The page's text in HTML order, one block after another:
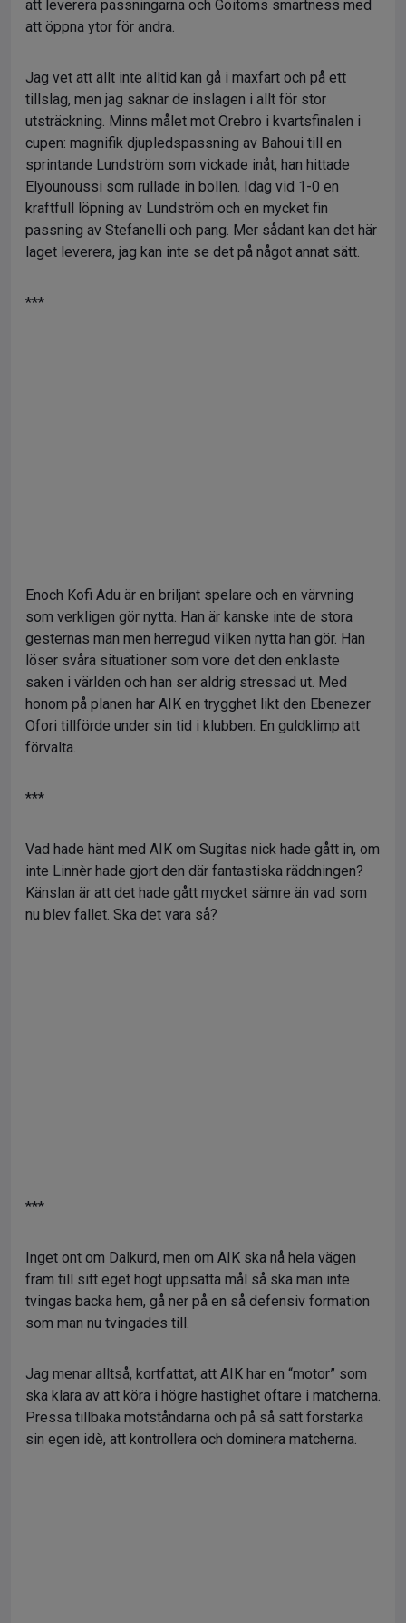
att leverera passningarna och Goitoms smartness med
att öppna ytor för andra.
Jag vet att allt inte alltid kan gå i maxfart och på ett
tillslag, men jag saknar de inslagen i allt för stor
utsträckning. Minns målet mot Örebro i kvartsfinalen i
cupen: magnifik djupledspassning av Bahoui till en
sprintande Lundström som vickade inåt, han hittade
Elyounoussi som rullade in bollen. Idag vid 1-0 en
kraftfull löpning av Lundström och en mycket fin
passning av Stefanelli och pang. Mer sådant kan det här
laget leverera, jag kan inte se det på något annat sätt.
***
Enoch Kofi Adu är en briljant spelare och en värvning
som verkligen gör nytta. Han är kanske inte de stora
gesternas man men herregud vilken nytta han gör. Han
löser svåra situationer som vore det den enklaste
saken i världen och han ser aldrig stressad ut. Med
honom på planen har AIK en trygghet likt den Ebenezer
Ofori tillförde under sin tid i klubben. En guldklimp att
förvalta.
***
Vad hade hänt med AIK om Sugitas nick hade gått in, om
inte Linnèr hade gjort den där fantastiska räddningen?
Känslan är att det hade gått mycket sämre än vad som
nu blev fallet. Ska det vara så?
***
Inget ont om Dalkurd, men om AIK ska nå hela vägen
fram till sitt eget högt uppsatta mål så ska man inte
tvingas backa hem, gå ner på en så defensiv formation
som man nu tvingades till.
Jag menar alltså, kortfattat, att AIK har en “motor” som
ska klara av att köra i högre hastighet oftare i matcherna.
Pressa tillbaka motståndarna och på så sätt förstärka
sin egen idè, att kontrollera och dominera matcherna.